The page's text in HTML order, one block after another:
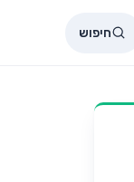
חיפוש